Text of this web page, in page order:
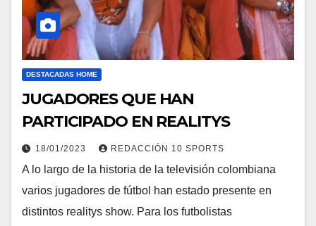
DESTACADAS HOME
JUGADORES QUE HAN
PARTICIPADO EN REALITYS
18/01/2023 REDACCIÓN 10 SPORTS
A lo largo de la historia de la televisión colombiana
varios jugadores de fútbol han estado presente en
distintos realitys show. Para los futbolistas